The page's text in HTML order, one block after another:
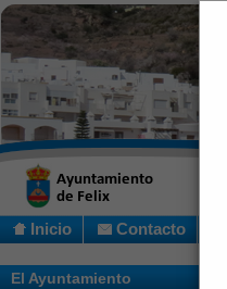
Inicio Contacto
El Ayuntamiento